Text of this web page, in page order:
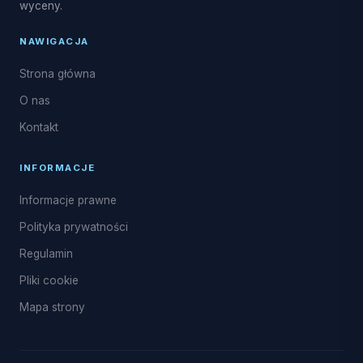
wyceny.
NAWIGACJA
Strona główna
O nas
Kontakt
INFORMACJE
Informacje prawne
Polityka prywatności
Regulamin
Pliki cookie
Mapa strony